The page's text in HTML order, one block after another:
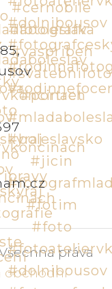
práva
obchodní